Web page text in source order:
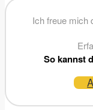
Ich freue mich
So kannst